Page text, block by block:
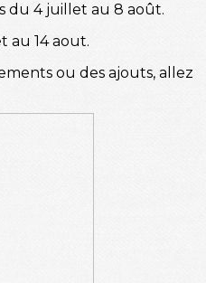
du 4 juillet au 8 août.
au 14 aout.
ou des ajouts, allez